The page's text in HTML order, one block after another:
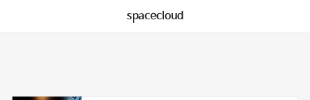
spacecloud